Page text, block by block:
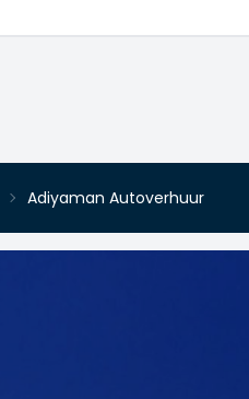
Adiyaman Autoverhuur